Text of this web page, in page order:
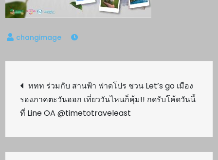
Post
navigation
ททท ร่วมกับ สานฟ้า ฟาดโปร ชวน Let’s go เมือง
รองภาคตะวันออก เที่ยววันไหนก็คุ้ม!! กดรับโค้ดวันนี้
ที่ Line OA @timetotraveleast